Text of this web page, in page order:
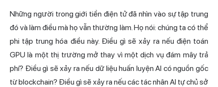
Những người trong giới tiền điện tử đã nhìn vào sự tập trung
đó và làm điều mà họ vẫn thường làm. Họ nói: chúng ta có thể
phi tập trung hóa điều này. Điều gì sẽ xảy ra nếu điện toán
GPU là một thị trường mở thay vì một dịch vụ đám mây trả
phí? Điều gì sẽ xảy ra nếu dữ liệu huấn luyện AI có nguồn gốc
từ blockchain? Điều gì sẽ xảy ra nếu các tác nhân AI tự chủ sở